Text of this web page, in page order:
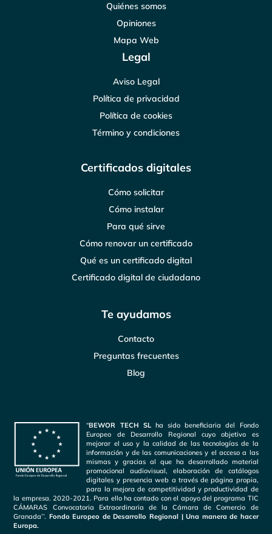
Quiénes somos
Opiniones
Mapa Web
Legal
Aviso Legal
Política de privacidad
Política de cookies
Término y condiciones
Certificados digitales
Cómo solicitar
Cómo instalar
Para qué sirve
Cómo renovar un certificado
Qué es un certificado digital
Certificado digital de ciudadano
Te ayudamos
Contacto
Preguntas frecuentes
Blog
“BEWOR TECH SLha sido beneficiaria del Fondo
Europeo de Desarrollo Regional cuyo objetivo es
mejorar el uso y la calidad de las tecnologías de la
información y de las comunicaciones y el acceso a las
mismas y gracias al que ha desarrollado material
promocional audiovisual, elaboración de catálogos
digitales y presencia web a través de página propia,
para la mejora de competitividad y productividad de
la empresa. 2020-2021. Para ello ha contado con el apoyo del programa TIC
CÁMARAS Convocatoria Extraordinaria de la Cámara de Comercio de
Granada’’. Fondo Europeo de Desarrollo Regional | Una manera de hacer
Europa.